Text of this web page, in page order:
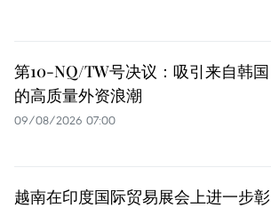
第10-NQ/TW号决议：吸引来自韩国
的高质量外资浪潮
09/08/2026 07:00
越南在印度国际贸易展会上进一步彰